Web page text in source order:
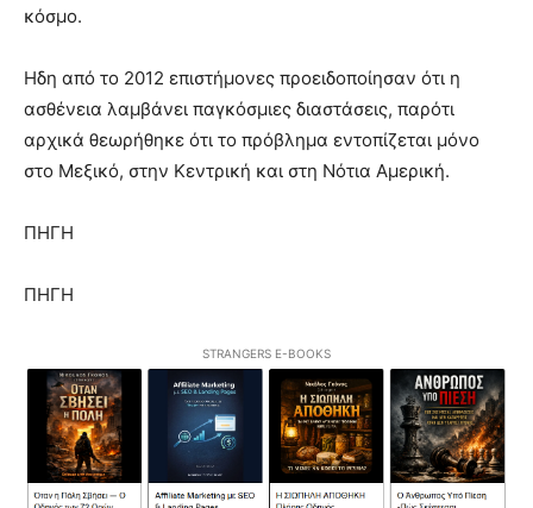
κόσμο.
Ηδη από το 2012 επιστήμονες προειδοποίησαν ότι η
ασθένεια λαμβάνει παγκόσμιες διαστάσεις, παρότι
αρχικά θεωρήθηκε ότι το πρόβλημα εντοπίζεται μόνο
στο Μεξικό, στην Κεντρική και στη Νότια Αμερική.
ΠΗΓΗ
ΠΗΓΗ
STRANGERS E-BOOKS